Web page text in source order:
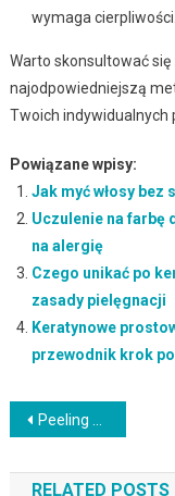
wymaga cierpliwości.
Warto skonsultować
najodpowiedniejszą
Twoich indywidualnych
Powiązane wpisy:
Jak myć włosy
Uczulenie na farbę
na alergię
Czego unikać po
zasady pielęgnacji
Keratynowe
przewodnik krok
Nawigacja
wpisu
Peeling z soli morskiej – skuteczność i korzyści dla skóry
RELATED POSTS